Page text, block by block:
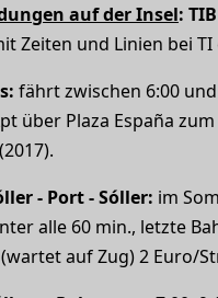
auf der Insel: TIB
Zeiten und Linien bei
fährt zwischen 6:00 und
über Plaza España
- Port - Sóller: im
alle 60 min., letzte
auf Zug) 2 Euro/